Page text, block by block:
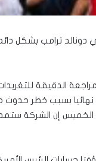
دونالد ترامب بشكل
الدقيقة
بسبب خطر حدوث
الخميس إن الشركة